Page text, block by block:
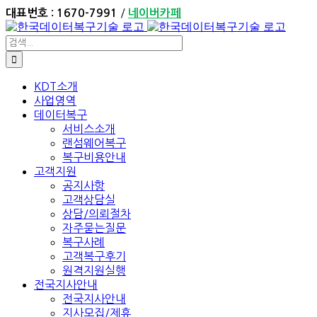
Skip
to
content
대표번호 : 1670-7991 / 네이버카페
검
색:
KDT소개
사업영역
데이터복구
서비스소개
랜섬웨어복구
복구비용안내
고객지원
공지사항
고객상담실
상담/의뢰절차
자주묻는질문
복구사례
고객복구후기
원격지원실행
전국지사안내
전국지사안내
지사모집/제휴